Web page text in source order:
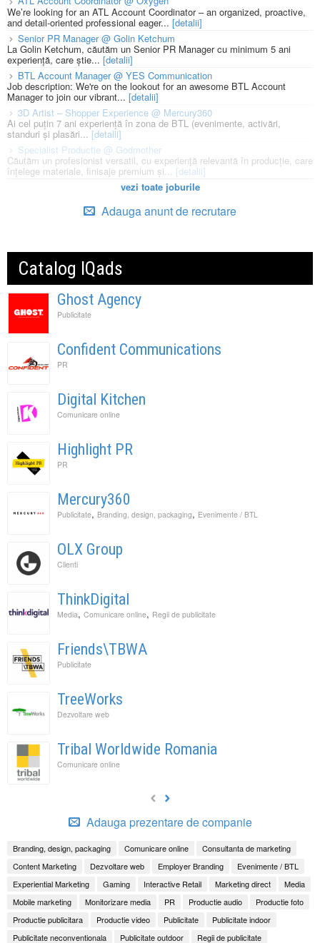
We’re looking for an ATL Account Coordinator – an organized, proactive,
and detail-oriented professional eager... [detalii]
Senior PR Manager @ Golin Ketchum
La Golin Ketchum, căutăm un Senior PR Manager cu minimum 5 ani
experiență, care știe... [detalii]
BTL Account Manager @ YES Communication
Job description: We're on the lookout for an awesome BTL Account
Manager to join our vibrant... [detalii]
3D Artist – Shopper Experience @ Mercury360
Ai cel puțin 7 ani experiență în zona de BTL (evenimente, activări,
standuri și plasări...[detalii]
Specialist Productie @ Godmother
Căutăm un profesionist versatil, cu experiență relevantă în producție, care
înțelege materiale, finisaje premium și... [detalii]
vezi toate joburile
Adauga anunt de recrutare
Catalog IQads
Ghost Agency
Publicitate
Confident Communications
PR
Digital Kitchen
Comunicare online
Highlight PR
PR
Mercury360
Publicitate, Branding, design, packaging, Evenimente / BTL
OLX Group
Clienti
ThinkDigital
Media, Comunicare online, Regii de publicitate
Friends\TBWA
Publicitate
TreeWorks
Dezvoltare web
Tribal Worldwide Romania
Comunicare online
Adauga prezentare de companie
Branding, design, packaging Comunicare online
Consultanta de marketing
Content Marketing
Dezvoltare web Employer Branding
Evenimente / BTL
Experiential Marketing
Gaming Interactive Retail Marketing direct
Media
Mobile marketing
Monitorizare media PR Productie audio
Productie foto
Productie publicitara
Productie video Publicitate
Publicitate indoor
Publicitate neconventionala
Publicitate outdoor Regii de publicitate